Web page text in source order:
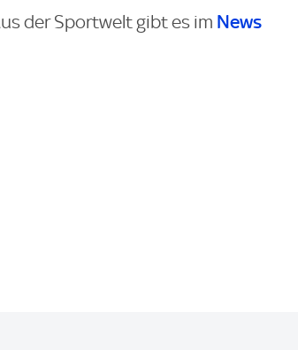
der Sportwelt gibt es im News